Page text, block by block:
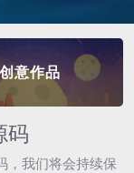
创意作品
码
，我们将会持续保